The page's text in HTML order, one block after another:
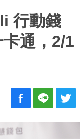
行動錢
通，2/1